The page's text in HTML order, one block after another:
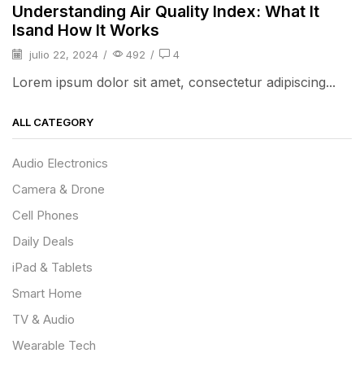
Understanding Air Quality Index: What It
Isand How It Works
julio 22, 2024 / 492 / 4
Lorem ipsum dolor sit amet, consectetur adipiscing...
ALL CATEGORY
Audio Electronics
Camera & Drone
Cell Phones
Daily Deals
iPad & Tablets
Smart Home
TV & Audio
Wearable Tech